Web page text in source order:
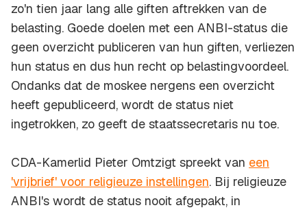
zo'n tien jaar lang alle giften aftrekken van de
belasting. Goede doelen met een ANBI-status die
geen overzicht publiceren van hun giften, verliezen
hun status en dus hun recht op belastingvoordeel.
Ondanks dat de moskee nergens een overzicht
heeft gepubliceerd, wordt de status niet
ingetrokken, zo geeft de staatssecretaris nu toe.
CDA-Kamerlid Pieter Omtzigt spreekt van een
'vrijbrief' voor religieuze instellingen. Bij religieuze
ANBI's wordt de status nooit afgepakt, in